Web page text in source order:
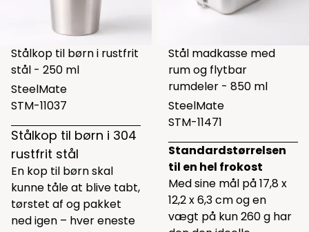
Stålkop til børn i rustfrit
stål - 250 ml
SteelMate
STM-11037
Stålkop til børn i 304
rustfrit stål
En kop til børn skal
kunne tåle at blive tabt,
tørstet af og pakket
ned igen – hver eneste
Stål madkasse med
rum og flytbar
rumdeler - 850 ml
SteelMate
STM-11471
Standardstørrelsen
til en hel frokost
Med sine mål på 17,8 x
12,2 x 6,3 cm og en
vægt på kun 260 g har